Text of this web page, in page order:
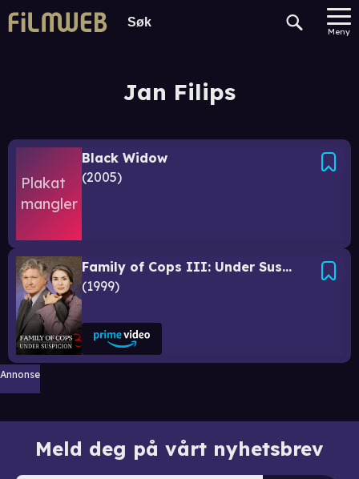
Meny
Jan Filips
Black Widow
2005
Family of Cops III: Under Suspicion
1999
Annonse
Meld deg på vårt nyhetsbrev